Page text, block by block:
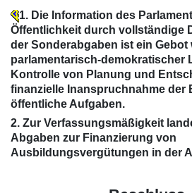
1. Die Information des
Öffentlichkeit durch vollständige
der Sonderabgaben ist ein Gebot
parlamentarisch-demokratischer
Kontrolle von Planung und
finanzielle Inanspruchnahme der
öffentliche Aufgaben.
2. Zur Verfassungsmäßigkeit
Abgaben zur Finanzierung von
Ausbildungsvergütungen in der